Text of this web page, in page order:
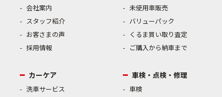
会社案内
スタッフ紹介
お客さまの声
採用情報
未使用車販売
バリューパック
くるま買い取り査定
ご購入から納車まで
カーケア
洗車サービス
車検・点検・修理
車検